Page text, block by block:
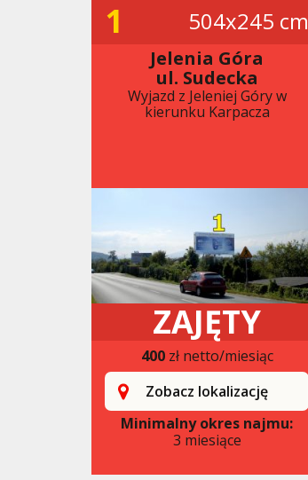
1 504x245 cm
Jelenia Góra
ul. Sudecka
Wyjazd z Jeleniej Góry w
kierunku Karpacza
ZAJĘTY
400zł netto/miesiąc
Zobacz lokalizację
Minimalny okres najmu:
3 miesiące